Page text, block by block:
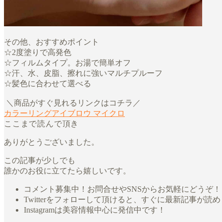
その他、おすすめポイント
☆2度塗りで高発色
☆フィルムタイプ。お湯で簡単オフ
☆汗、水、皮脂、擦れに強いマルチプルーフ
☆髪色に合わせて選べる
＼商品がすぐ見れるリンクはコチラ／
カラーリングアイブロウ マイクロ
ここまで読んで頂き
ありがとうございました。
この記事が少しでも
誰かのお役に立てたら嬉しいです。
コメント募集中！お問合せやSNSからお気軽にどうぞ！
Twitterをフォローして頂けると、すぐに最新記事が読
Instagramは美容情報中心に発信中です！